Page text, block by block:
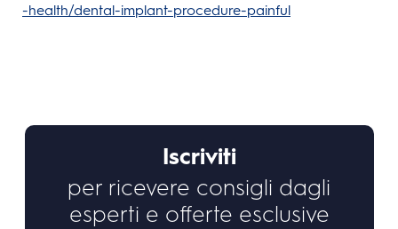
-health/dental-implant-procedure-painful
Iscriviti
per ricevere consigli dagli
esperti e offerte esclusive